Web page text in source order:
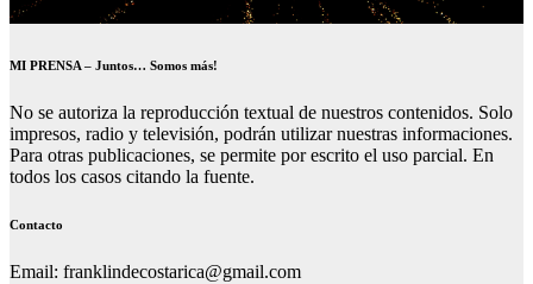
MI PRENSA – Juntos… Somos más!
No se autoriza la reproducción textual de nuestros contenidos. Solo
impresos, radio y televisión, podrán utilizar nuestras informaciones.
Para otras publicaciones, se permite por escrito el uso parcial. En
todos los casos citando la fuente.
Contacto
Email: franklindecostarica@gmail.com